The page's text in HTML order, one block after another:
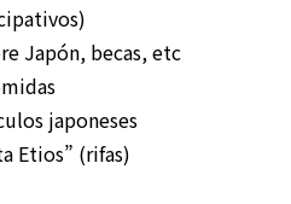
Japón, becas, etc
japoneses
Etios” (rifas)